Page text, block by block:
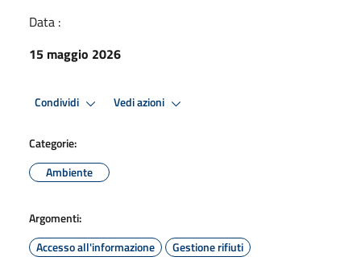
Data :
15 maggio 2026
Condividi Vedi azioni
Categorie:
Ambiente
Argomenti:
Accesso all'informazione
Gestione rifiuti